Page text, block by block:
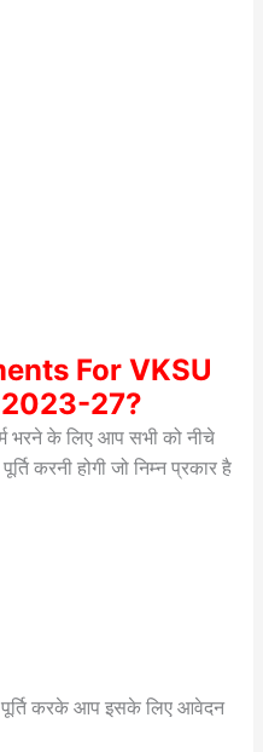
For VKSU
27?
भरने के लिए आप सभी को नीचे
करनी होगी जो निम्न प्रकार है
करके आप इसके लिए आवेदन